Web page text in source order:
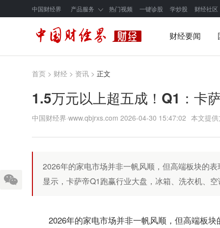
中国财经界 产品服务 热门视频 一键诊股 学炒股 财经社区
财经要闻
首页 > 财经 > 资讯 > 正文
1.5万元以上超五成！Q1：卡
中国财经界·www.qbjrxs.com 2026-04-30 15:47:02 本文提
2026年的家电市场并非一帆风顺，但高端板块的
显示，卡萨帝Q1跑赢行业大盘，冰箱、洗衣机、
2026年的家电市场并非一帆风顺，但高端板